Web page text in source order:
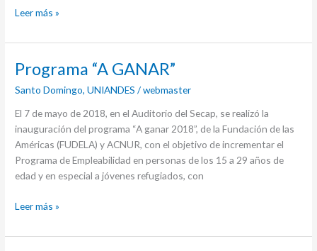
Leer más »
Programa “A GANAR”
Santo Domingo,UNIANDES /webmaster
El 7 de mayo de 2018, en el Auditorio del Secap, se realizó la
inauguración del programa “A ganar 2018”, de la Fundación de las
Américas (FUDELA) y ACNUR, con el objetivo de incrementar el
Programa de Empleabilidad en personas de los 15 a 29 años de
edad y en especial a jóvenes refugiados, con
Programa
GANAR”
Leer más »